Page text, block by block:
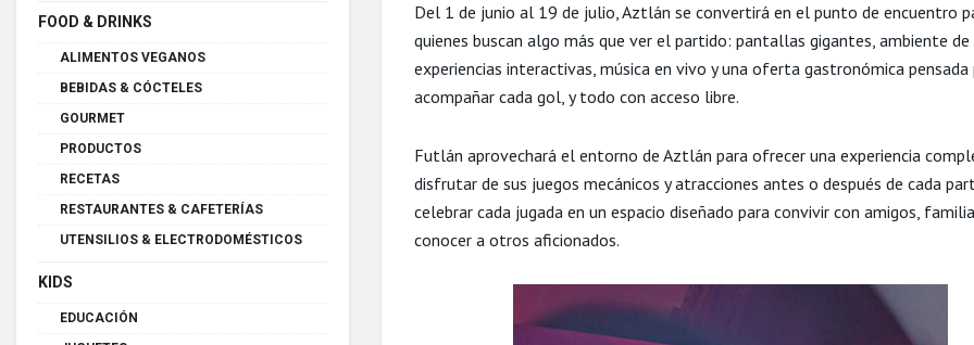
Del 1 de junio al 19 de julio, Aztlán se convertirá en el punto de encuentro
quienes buscan algo más que ver el partido: pantallas gigantes, ambiente
experiencias interactivas, música en vivo y una oferta gastronómica pensada
acompañar cada gol, y todo con acceso libre.
Futlán aprovechará el entorno de Aztlán para ofrecer una experiencia
disfrutar de sus juegos mecánicos y atracciones antes o después de cada
celebrar cada jugada en un espacio diseñado para convivir con amigos,
conocer a otros aficionados.
FOOD & DRINKS
ALIMENTOS VEGANOS
BEBIDAS & CÓCTELES
GOURMET
PRODUCTOS
RECETAS
RESTAURANTES & CAFETERÍAS
UTENSILIOS & ELECTRODOMÉSTICOS
KIDS
EDUCACIÓN